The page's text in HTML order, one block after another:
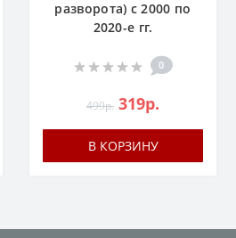
разворота) с 2000 по
2020-е гг.
0
499р. 319р.
В КОРЗИНУ